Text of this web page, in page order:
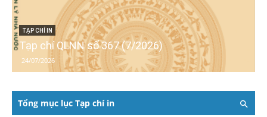
TẠP CHÍ IN
Tạp chí QLNN số 367 (7/2026)
24/07/2026
Tổng mục lục Tạp chí in